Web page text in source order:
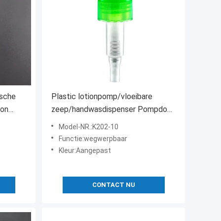
Plastic lotionpomp/vloeibare
zeep/handwasdispenser Pompdop
Type pompsproeier
Model-NR.:K202-10
Functie:wegwerpbaar
Kleur:Aangepast
CONTACT NU